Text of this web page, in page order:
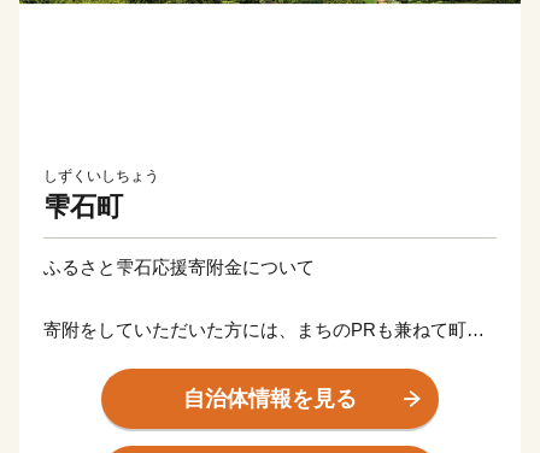
しずくいしちょう
雫石町
ふるさと雫石応援寄附金について
寄附をしていただいた方には、まちのPRも兼ねて町の
※お礼の品のお届けには1～2ヶ月程度かかることがあり
自治体情報を見る